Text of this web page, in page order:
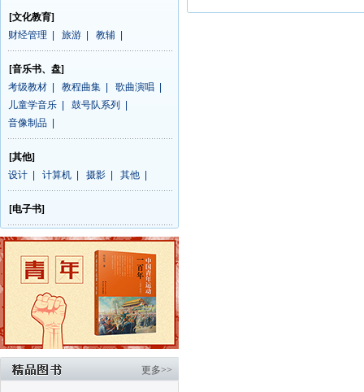
[文化教育]
财经管理
旅游 教辅
[音乐书、盘]
考级教材
教程曲集 歌曲演唱
儿童学音乐
鼓号队系列
音像制品
[其他]
设计
计算机 摄影 其他
[电子书]
更多>>